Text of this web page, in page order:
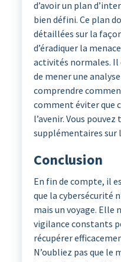
d’avoir un plan
bien défini. Ce plan
détaillées sur la
d’éradiquer la
activités normales.
de mener une
comprendre
comment éviter que
l’avenir. Vous
supplémentaires sur
Conclusion
En fin de compte, il
que la cybersécurité
mais un voyage. Elle
vigilance constants
récupérer
N’oubliez pas que le